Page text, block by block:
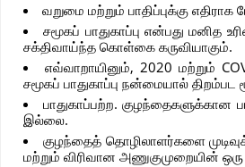
வறுமை மற்றும் பாதிப்புக்கு
சமூகப் பாதுகாப்பு என்பது மனித
சக்திவாய்ந்த கொள்கை கருவியாகும்.
எவ்வாறாயினும், 2020 மற்றும்
சமூகப் பாதுகாப்பு நன்மையால்
பாதுகாப்பற்ற. குழந்தைகளுக்கான
இல்லை.
குழந்தைத் தொழிலாளர்களை
மற்றும் விரிவான அணுகுமுறையின் ஒரு